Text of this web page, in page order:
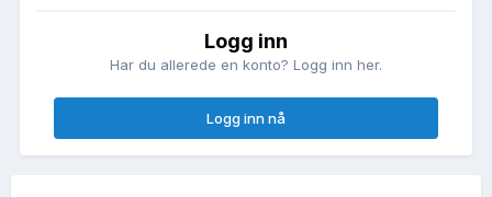
Logg inn
Har du allerede en konto? Logg inn her.
Logg inn nå